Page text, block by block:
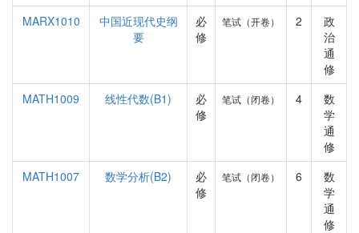
MARX1010
中国近现代史纲
要
必
修
笔试（开卷） 2
政
治
通
修
MATH1009
线性代数(B1)
必
修
笔试（闭卷） 4
数
学
通
修
MATH1007
数学分析(B2)
必
修
笔试（闭卷） 6
数
学
通
修